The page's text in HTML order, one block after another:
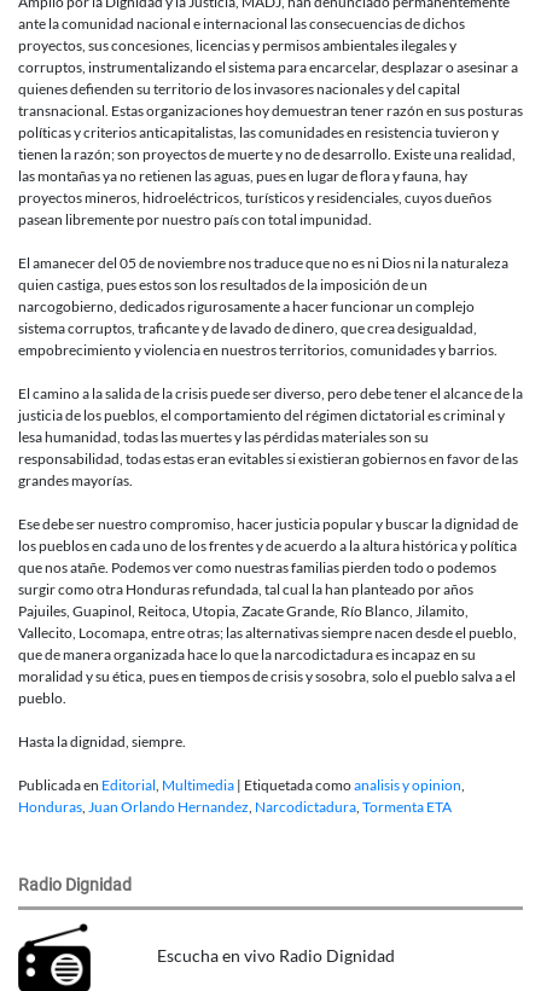
ante la comunidad nacional e internacional las consecuencias de dichos
proyectos, sus concesiones, licencias y permisos ambientales ilegales y
corruptos, instrumentalizando el sistema para encarcelar, desplazar o asesinar a
quienes defienden su territorio de los invasores nacionales y del capital
transnacional. Estas organizaciones hoy demuestran tener razón en sus posturas
políticas y criterios anticapitalistas, las comunidades en resistencia tuvieron y
tienen la razón; son proyectos de muerte y no de desarrollo. Existe una realidad,
las montañas ya no retienen las aguas, pues en lugar de flora y fauna, hay
proyectos mineros, hidroeléctricos, turísticos y residenciales, cuyos dueños
pasean libremente por nuestro país con total impunidad.
El amanecer del 05 de noviembre nos traduce que no es ni Dios ni la naturaleza
quien castiga, pues estos son los resultados de la imposición de un
narcogobierno, dedicados rigurosamente a hacer funcionar un complejo
sistema corruptos, traficante y de lavado de dinero, que crea desigualdad,
empobrecimiento y violencia en nuestros territorios, comunidades y barrios.
El camino a la salida de la crisis puede ser diverso, pero debe tener el alcance de la
justicia de los pueblos, el comportamiento del régimen dictatorial es criminal y
lesa humanidad, todas las muertes y las pérdidas materiales son su
responsabilidad, todas estas eran evitables si existieran gobiernos en favor de las
grandes mayorías.
Ese debe ser nuestro compromiso, hacer justicia popular y buscar la dignidad de
los pueblos en cada uno de los frentes y de acuerdo a la altura histórica y política
que nos atañe. Podemos ver como nuestras familias pierden todo o podemos
surgir como otra Honduras refundada, tal cual la han planteado por años
Pajuiles, Guapinol, Reitoca, Utopia, Zacate Grande, Río Blanco, Jilamito,
Vallecito, Locomapa, entre otras; las alternativas siempre nacen desde el pueblo,
que de manera organizada hace lo que la narcodictadura es incapaz en su
moralidad y su ética, pues en tiempos de crisis y sosobra, solo el pueblo salva a el
pueblo.
Hasta la dignidad, siempre.
Publicada en Editorial, Multimedia | Etiquetada comoanalisis y opinion,
Honduras, Juan Orlando Hernandez, Narcodictadura, Tormenta ETA
Radio Dignidad
Escucha en vivo Radio Dignidad